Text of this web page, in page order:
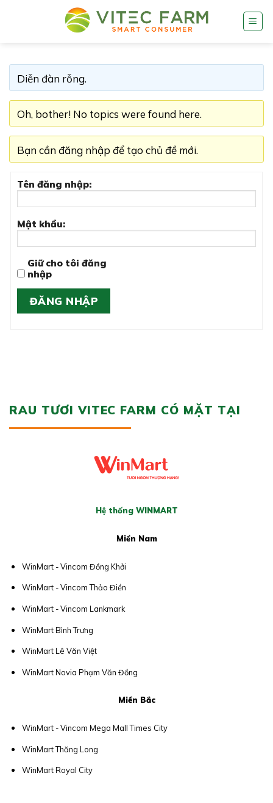
Diễn đàn rỗng.
Oh, bother! No topics were found here.
Bạn cần đăng nhập để tạo chủ đề mới.
Tên đăng nhập:
Mật khẩu:
Giữ cho tôi đăng
nhập
ĐĂNG NHẬP
RAU TƯƠI VITEC FARM CÓ MẶT TẠI
Hệ thống WINMART
Miền Nam
WinMart - Vincom Đồng Khởi
WinMart - Vincom Thảo Điền
WinMart - Vincom Lankmark
WinMart Bình Trưng
WinMart Lê Văn Việt
WinMart Novia Phạm Văn Đồng
Miền Bắc
WinMart - Vincom Mega Mall Times City
WinMart Thăng Long
WinMart Royal City